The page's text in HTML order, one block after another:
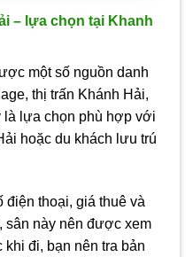
– lựa chọn tại Khanh
một số nguồn danh
thị trấn Khánh Hải,
là lựa chọn phù hợp với
hoặc du khách lưu trú
điện thoại, giá thuê và
sân này nên được xem
khi đi, bạn nên tra bản